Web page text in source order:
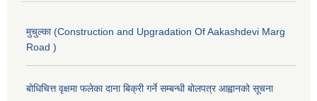
मुचुल्का (Construction and Upgradation Of Aakashdevi Marg
Road )
बोधिचित्त वृक्षमा फलेका दाना बिक्री गर्ने सम्बन्धी बोलपत्र आह्वानको सूचना